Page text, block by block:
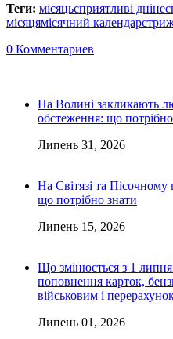
Теги: місяцьсприятливі дні
місяцямісячний календар
0 Комментариев
На Волині закликають
обстеження: що
Липень 31, 2026
На Світязі та Пісочному
що потрібно знати
Липень 15, 2026
Що змінюється з 1
поповнення карток,
військовим і
Липень 01, 2026